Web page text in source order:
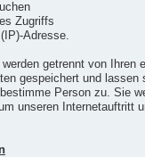
Zugriffs
Adresse.
getrennt von Ihren
gespeichert und lassen
Person zu. Sie
unseren Internetauftritt